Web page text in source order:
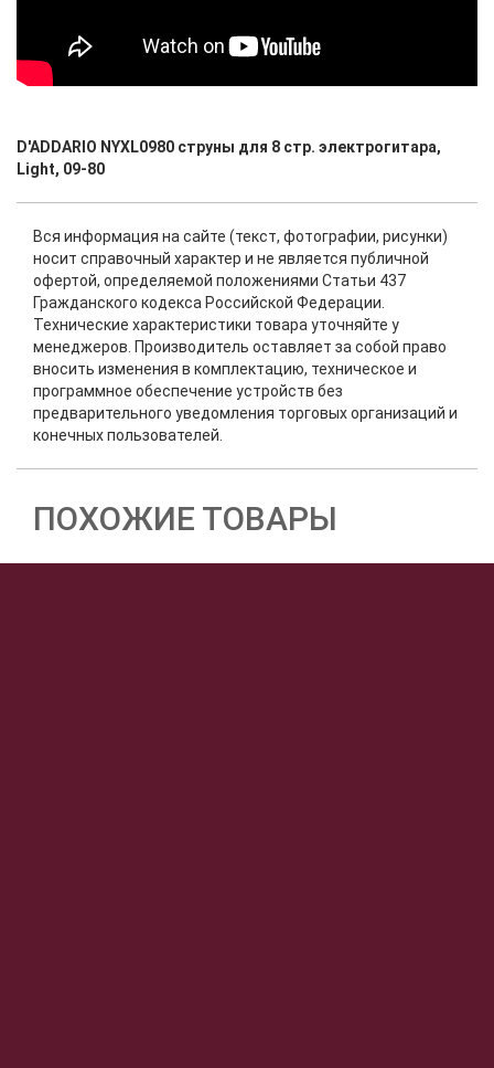
D'ADDARIO NYXL0980 струны для 8 стр. электрогитара,
Light, 09-80
Вся информация на сайте (текст, фотографии, рисунки)
носит справочный характер и не является публичной
офертой, определяемой положениями Статьи 437
Гражданского кодекса Российской Федерации.
Технические характеристики товара уточняйте у
менеджеров. Производитель оставляет за собой право
вносить изменения в комплектацию, техническое и
программное обеспечение устройств без
предварительного уведомления торговых организаций и
конечных пользователей.
ПОХОЖИЕ ТОВАРЫ